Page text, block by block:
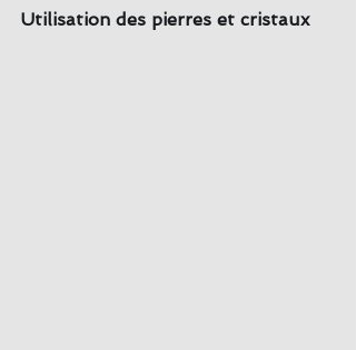
Utilisation des pierres et cristaux